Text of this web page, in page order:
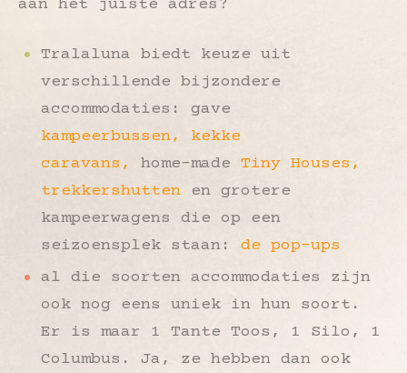
aan het juiste adres?
Tralaluna biedt keuze uit
verschillende bijzondere
accommodaties: gave
kampeerbussen,
kekke
caravans,
home-made Tiny Houses,
trekkershutten en grotere
kampeerwagens die op een
seizoensplek staan: de pop-ups
al die soorten accommodaties zijn
ook nog eens uniek in hun soort.
Er is maar 1 Tante Toos, 1 Silo, 1
Columbus. Ja, ze hebben dan ook